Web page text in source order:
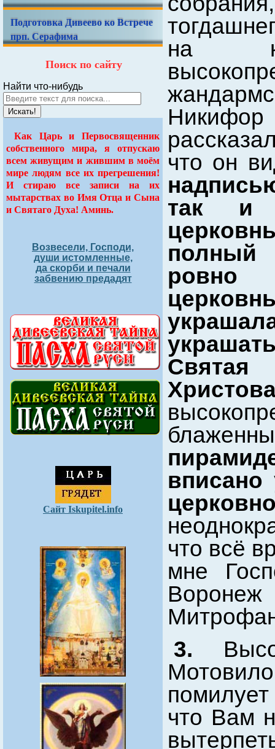
Подготовка Дивеево ко Встрече
прп. Серафима
Поиск по сайту
Найти что-нибудь
Искать!
Как Царь и Первосвященник
собственного мира, я отпускаю
всем живущим и жившим в моём
мире людям все их прегрешения!
И стираю все записи на их
мытарствах во Имя Отца и Сына
и Святаго Духа! Аминь.
Возвесели, Господи,
души истомленные,
да скорби и печали
забвению предадят
Сайт Iskupitel.info
на
что он
так и
полный
ровно
что всё
мне
3.
что Вам